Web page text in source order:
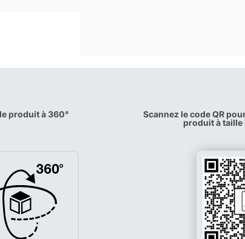
produit à 360°
Scannez le code QR
produit à taille